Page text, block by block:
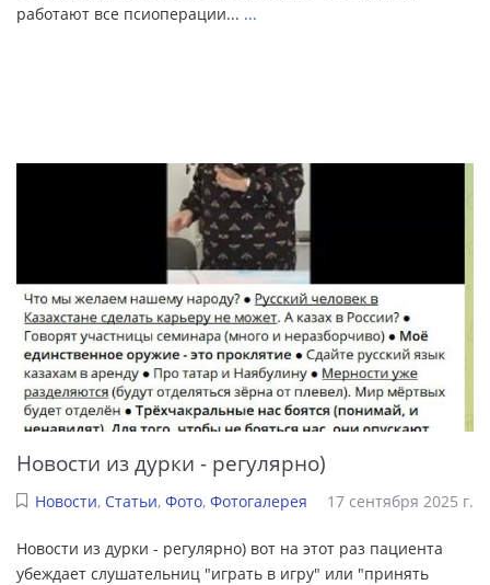
работают все псиоперации... ...
Новости из дурки - регулярно)
Новости, Статьи, Фото, Фотогалерея 17 сентября 2025 г.
Новости из дурки - регулярно) вот на этот раз пациента
убеждает слушательниц "играть в игру" или "принять